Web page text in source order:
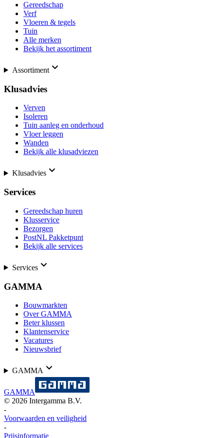
Gereedschap
Verf
Vloeren & tegels
Tuin
Alle merken
Bekijk het assortiment
Assortiment
Klusadvies
Verven
Isoleren
Tuin aanleg en onderhoud
Vloer leggen
Wanden
Bekijk alle klusadviezen
Klusadvies
Services
Gereedschap huren
Klusservice
Bezorgen
PostNL Pakketpunt
Bekijk alle services
Services
GAMMA
Bouwmarkten
Over GAMMA
Beter klussen
Klantenservice
Vacatures
Nieuwsbrief
GAMMA
GAMMA
© 2026 Intergamma B.V.
-
Voorwaarden en veiligheid
-
Prijsinformatie